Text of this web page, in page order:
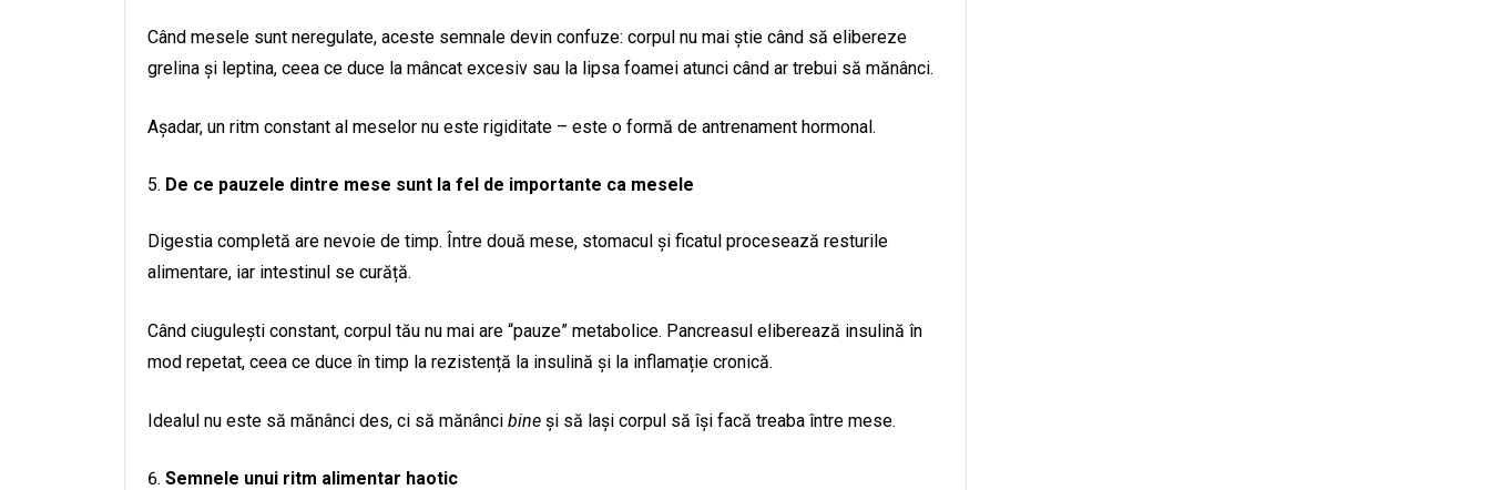
Când mesele sunt neregulate, aceste semnale devin confuze: corpul nu mai știe când să elibereze
grelina și leptina, ceea ce duce la mâncat excesiv sau la lipsa foamei atunci când ar trebui să mănânci.
Așadar, un ritm constant al meselor nu este rigiditate – este o formă de antrenament hormonal.
De ce pauzele dintre mese sunt la fel de importante ca mesele
Digestia completă are nevoie de timp. Între două mese, stomacul și ficatul procesează resturile
alimentare, iar intestinul se curăță.
Când ciugulești constant, corpul tău nu mai are “pauze” metabolice. Pancreasul eliberează insulină în
mod repetat, ceea ce duce în timp la rezistență la insulină și la inflamație cronică.
Idealul nu este să mănânci des, ci să mănânci bine și să lași corpul să își facă treaba între mese.
Semnele unui ritm alimentar haotic